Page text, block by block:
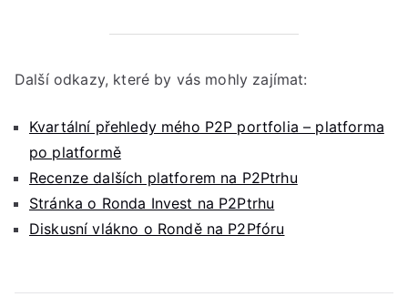
Další odkazy, které by vás mohly zajímat:
Kvartální přehledy mého P2P portfolia – platforma
po platformě
Recenze dalších platforem na P2Ptrhu
Stránka o Ronda Invest na P2Ptrhu
Diskusní vlákno o Rondě na P2Pfóru